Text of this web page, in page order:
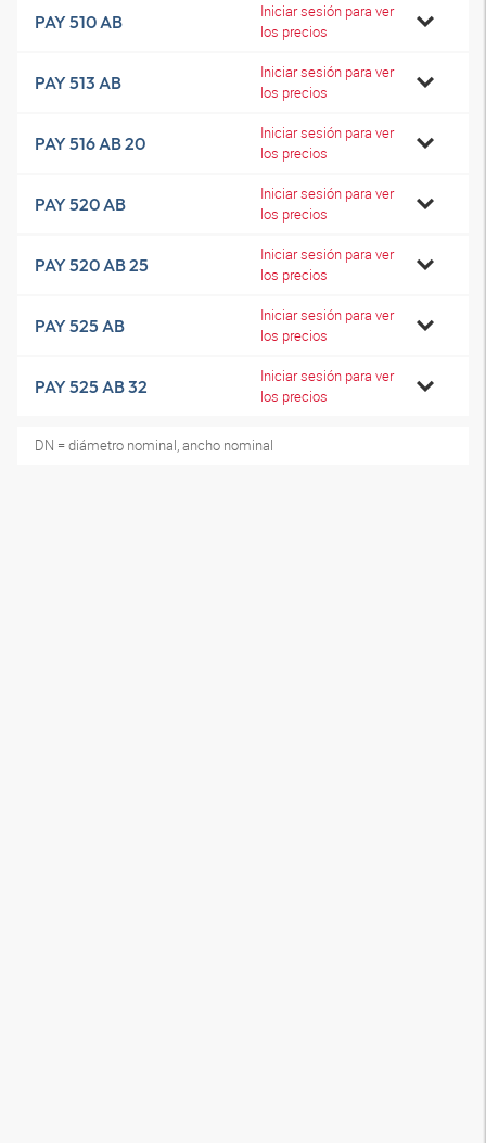
PAY 510 AB
Iniciar sesión para ver
los precios
PAY 513 AB
Iniciar sesión para ver
los precios
PAY 516 AB 20
Iniciar sesión para ver
los precios
PAY 520 AB
Iniciar sesión para ver
los precios
PAY 520 AB 25
Iniciar sesión para ver
los precios
PAY 525 AB
Iniciar sesión para ver
los precios
PAY 525 AB 32
Iniciar sesión para ver
los precios
DN = diámetro nominal, ancho nominal